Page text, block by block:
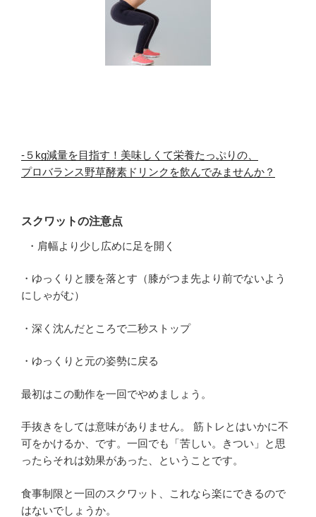
-５kg減量を目指す！美味しくて栄養たっぷりの、
プロバランス野草酵素ドリンクを飲んでみませんか？
スクワットの注意点
・肩幅より少し広めに足を開く
・ゆっくりと腰を落とす（膝がつま先より前でないよう
にしゃがむ）
・深く沈んだところで二秒ストップ
・ゆっくりと元の姿勢に戻る
最初はこの動作を一回でやめましょう。
手抜きをしては意味がありません。 筋トレとはいかに不
可をかけるか、です。一回でも「苦しい。きつい」と思
ったらそれは効果があった、ということです。
食事制限と一回のスクワット、これなら楽にできるので
はないでしょうか。